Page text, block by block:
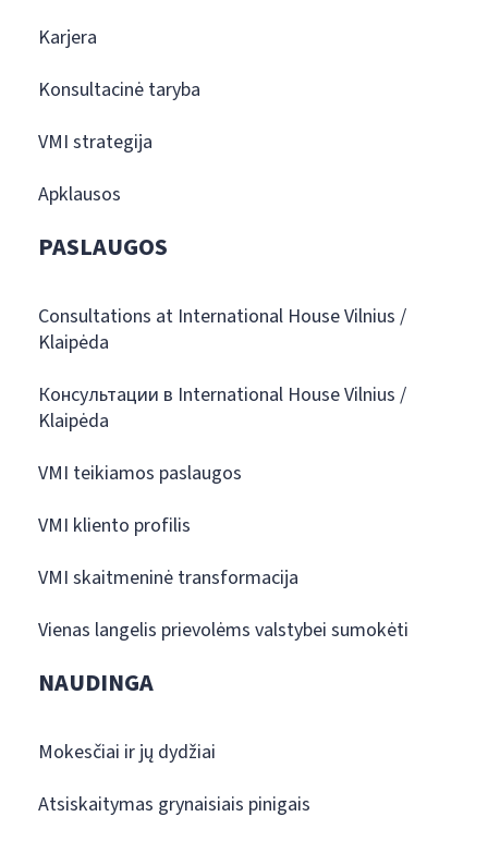
Karjera
Konsultacinė taryba
VMI strategija
Apklausos
PASLAUGOS
Consultations at International House Vilnius /
Klaipėda
Консультации в International House Vilnius /
Klaipėda
VMI teikiamos paslaugos
VMI kliento profilis
VMI skaitmeninė transformacija
Vienas langelis prievolėms valstybei sumokėti
NAUDINGA
Mokesčiai ir jų dydžiai
Atsiskaitymas grynaisiais pinigais